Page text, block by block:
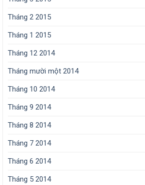
Tháng 2 2015
Tháng 1 2015
Tháng 12 2014
Tháng mười một 2014
Tháng 10 2014
Tháng 9 2014
Tháng 8 2014
Tháng 7 2014
Tháng 6 2014
Tháng 5 2014